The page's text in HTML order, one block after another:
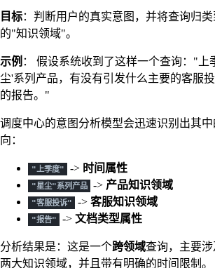
目标：判断用户的真实意图，并将查询归
的"知识领域"。
示例 ： 假设系统收到了这样一个查询："上
尘'系列产品，有没有引发什么主要的客服
的报告。"
调度中心的意图分析模型会迅速识别出其
向：
"上季度" -> 时间属性
"星尘"系列产品 -> 产品知识领域
"客服投诉" ->客服知识领域
"报告" ->文档类型属性
分析结果是：这是一个跨领域查询，主要涉
两大知识领域，并且带有明确的时间限制。